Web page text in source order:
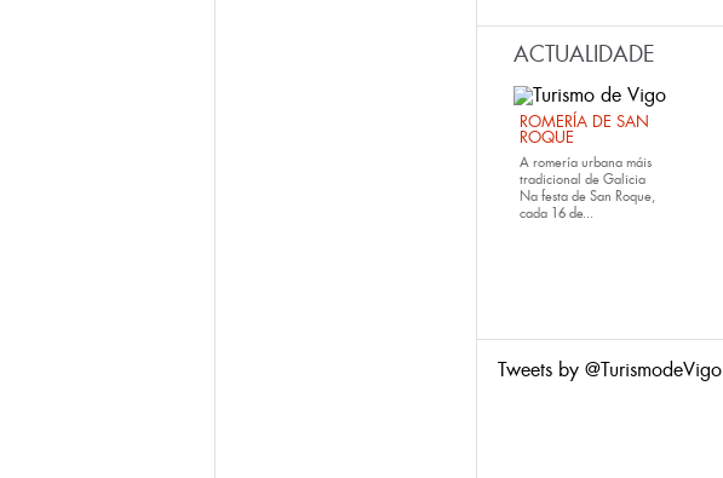
ACTUALIDADE
ROMERÍA DE SAN
ROQUE
A romería urbana máis
tradicional de Galicia
Na festa de San Roque,
cada 16 de...
Tweets by @TurismodeVigo